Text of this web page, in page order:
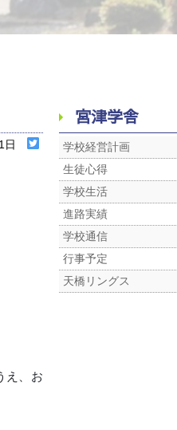
日
え、お
宮津学舎
学校経営計画
生徒心得
学校生活
進路実績
学校通信
行事予定
天橋リングス